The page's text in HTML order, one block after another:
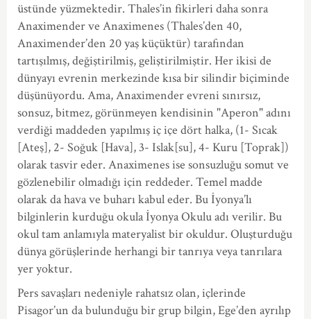
üstünde yüzmektedir. Thales’in fikirleri daha sonra
Anaximender ve Anaximenes (Thales’den 40,
Anaximender’den 20 yaş küçüktür) tarafından
tartışılmış, değiştirilmiş, geliştirilmiştir. Her ikisi de
dünyayı evrenin merkezinde kısa bir silindir biçiminde
düşünüyordu. Ama, Anaximender evreni sınırsız,
sonsuz, bitmez, görünmeyen kendisinin "Aperon" adını
verdiği maddeden yapılmış iç içe dört halka, (1- Sıcak
[Ateş], 2- Soğuk [Hava], 3- Islak[su], 4- Kuru [Toprak])
olarak tasvir eder. Anaximenes ise sonsuzluğu somut ve
gözlenebilir olmadığı için reddeder. Temel madde
olarak da hava ve buharı kabul eder. Bu İyonya’lı
bilginlerin kurduğu okula İyonya Okulu adı verilir. Bu
okul tam anlamıyla materyalist bir okuldur. Oluşturduğu
dünya görüşlerinde herhangi bir tanrıya veya tanrılara
yer yoktur.
Pers savaşları nedeniyle rahatsız olan, içlerinde
Pisagor’un da bulunduğu bir grup bilgin, Ege’den ayrılıp